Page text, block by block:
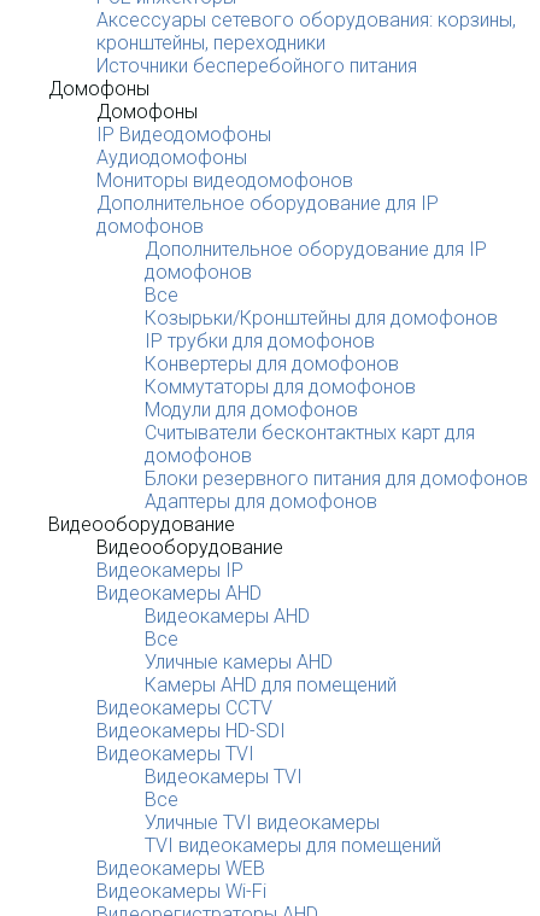
Аксессуары сетевого оборудования: корзины,
кронштейны, переходники
Источники бесперебойного питания
Домофоны
Домофоны
IP Видеодомофоны
Аудиодомофоны
Мониторы видеодомофонов
Дополнительное оборудование для IP
домофонов
Дополнительное оборудование для IP
домофонов
Все
Козырьки/Кронштейны для домофонов
IP трубки для домофонов
Конвертеры для домофонов
Коммутаторы для домофонов
Модули для домофонов
Считыватели бесконтактных карт для
домофонов
Блоки резервного питания для домофонов
Адаптеры для домофонов
Видеооборудование
Видеооборудование
Видеокамеры IP
Видеокамеры AHD
Видеокамеры AHD
Все
Уличные камеры AHD
Камеры AHD для помещений
Видеокамеры CCTV
Видеокамеры HD-SDI
Видеокамеры TVI
Видеокамеры TVI
Все
Уличные TVI видеокамеры
TVI видеокамеры для помещений
Видеокамеры WEB
Видеокамеры Wi-Fi